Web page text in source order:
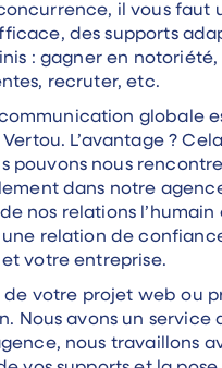
il vous faut
des supports
: gagner en
recruter, etc.
globale
L’avantage ?
pouvons nous
dans notre
nos relations l’humain
relation de
votre entreprise.
de votre projet web ou
Nous avons un
nous travaillons